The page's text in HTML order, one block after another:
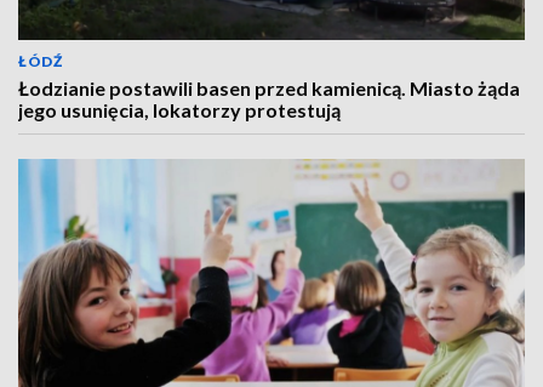
ŁÓDŹ
Łodzianie postawili basen przed kamienicą. Miasto żąda
jego usunięcia, lokatorzy protestują